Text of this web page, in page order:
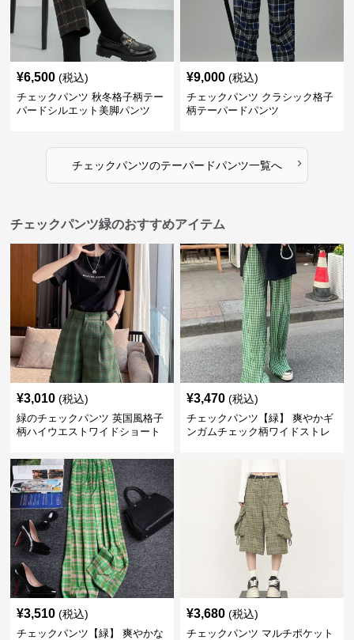
¥6,500 (税込)
チェックパンツ 秋冬格子柄テー
パードシルエット美脚パンツ
¥9,000 (税込)
チェックパンツ クラシック格子
柄テーパードパンツ
チェックパンツのテーパードパンツ一覧へ ›
チェックパンツ緑のおすすめアイテム
¥3,010 (税込)
緑のチェックパンツ 英国風格子
柄ハイウエストワイドショート
¥3,470 (税込)
チェックパンツ【緑】 爽やかギ
ンガムチェック柄ワイドストレ
¥3,510 (税込)
チェックパンツ【緑】 爽やかな
¥3,680 (税込)
チェックパンツ マルチポケット